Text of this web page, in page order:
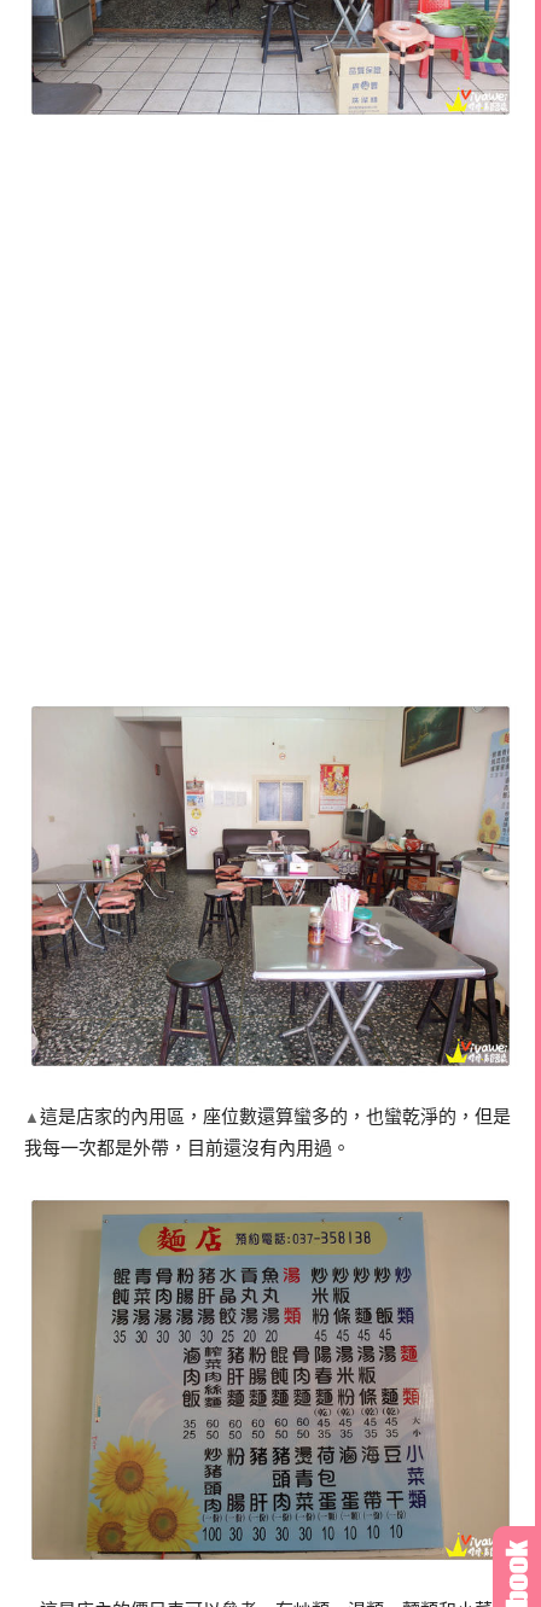
▲ 這是店家的內用區，座位數還算蠻多的，也蠻乾淨的，但是
我每一次都是外帶，目前還沒有內用過。